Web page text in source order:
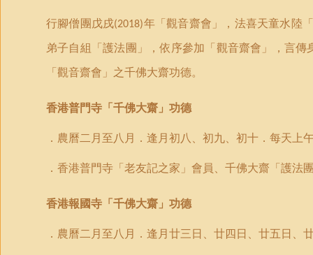
行腳僧團戊戌(2018)年「觀音齋會」，法喜天童水陸
弟子自組「護法團」，依序參加「觀音齋會」，言
「觀音齋會」之千佛大齋功德。
香港普門寺「千佛大齋」功德
．農曆二月至八月．逢月初八、初九、初十．每天上
．香港普門寺「老友記之家」會員、千佛大齋「護法
香港報國寺「千佛大齋」功德
．農曆二月至八月．逢月廿三日、廿四日、廿五日、